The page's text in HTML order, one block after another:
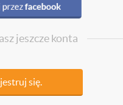
jeszcze konta
się.